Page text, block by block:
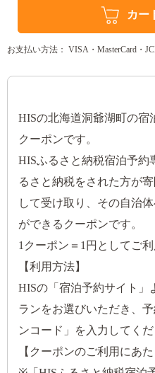
カー
お支払い方法： VISA・MasterCard・
HISの北海道洞爺湖町の宿
クーポンです。
HISふるさと納税宿泊予約
るさと納税をされた方が
して受け取り、その自治
ができるクーポンです。
1クーポン＝1円としてご利
【利用方法】
HISの「宿泊予約サイト」
ランをお選びいただき、
ンコード」を入力してくだ
【クーポンのご利用にあ